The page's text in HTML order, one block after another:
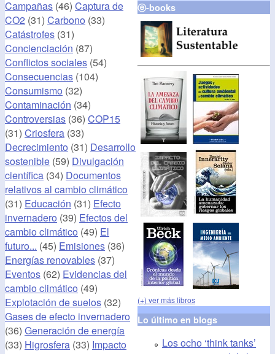
Campañas (46) Captura de
CO2 (31) Carbono (33)
Catástrofes (31)
Concienciación (87)
Conflictos sociales (54)
Consecuencias (104)
Consumismo (32)
Contaminación (34)
Controversias (36) COP15
(31) Criosfera (33)
Decrecimiento (31) Desarrollo
sostenible (59) Divulgación
científica (34) Documentos
relativos al cambio climático
(31) Educación (31) Efecto
invernadero (39) Efectos del
cambio climático (49) El
futuro... (45) Emisiones (36)
Energías renovables (37)
Eventos (62) Evidencias del
cambio climático (49)
Explotación de suelos (32)
Gases de efecto invernadero
(36) Generación de energía
(33) Higrosfera (33) Impacto
ⓔ-books
(+) ver más libros
Lo último en blogs
Los ocho ‘think tanks’